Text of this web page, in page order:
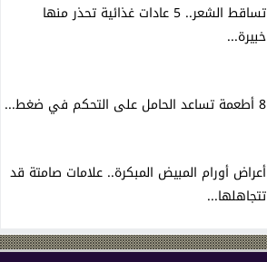
تساقط الشعر.. 5 عادات غذائية تحذر منها
خبيرة...
8 أطعمة تساعد الحامل على التحكم في ضغط...
أعراض أورام المبيض المبكرة.. علامات صامتة قد
تتجاهلها...